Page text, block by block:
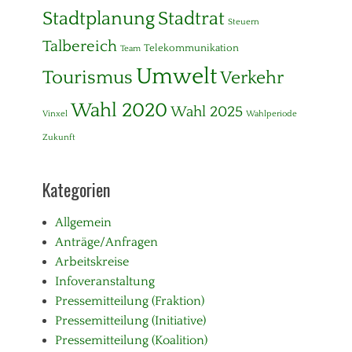
u
z
K
l
a
c
u
StadtplanungStadtrat Steuern
Talbereich Team Telekommunikation
TourismusUmweltVerkehr
Vinxel Wahl 2020 Wahl 2025 Wahlperiode
Zukunft
Kategorien
Allgemein
Anträge/Anfragen
Arbeitskreise
Infoveranstaltung
Pressemitteilung (Fraktion)
Pressemitteilung (Initiative)
Pressemitteilung (Koalition)